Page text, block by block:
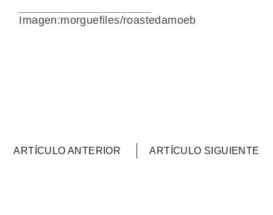
Imagen:morguefiles/roastedamoeb
ARTÍCULO ANTERIOR ARTÍCULO SIGUIENTE